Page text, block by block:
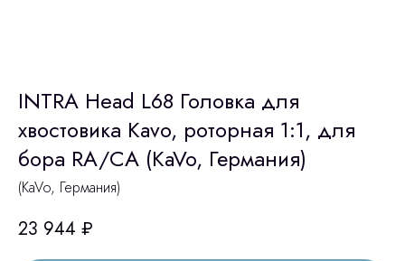
INTRA Head L68 Головка для
хвостовика Kavo, роторная 1:1, для
бора RA/CA (KaVo, Германия)
(KaVo, Германия)
23 944 ₽